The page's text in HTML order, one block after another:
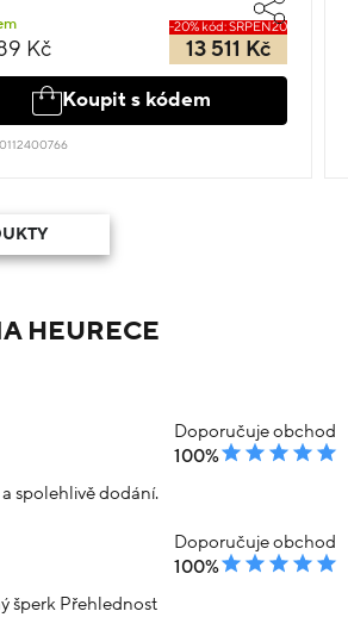
Kč
-20% kód: SRPEN20
13 511 Kč
Koupit s kódem
HEURECE
Doporučuje obchod
100%
spolehlivě dodání.
Doporučuje obchod
100%
šperk Přehlednost